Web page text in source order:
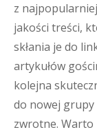
z
jakości treści,
skłania je do
artykułów
kolejna
do nowej
zwrotne. Warto